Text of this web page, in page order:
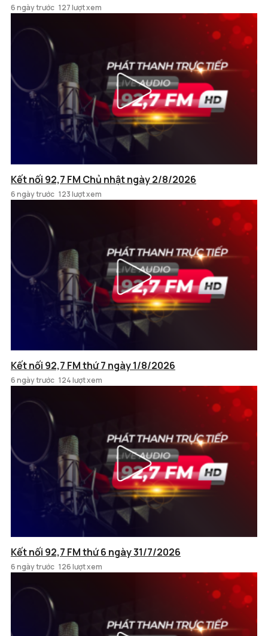
6 ngày trước 127 lượt xem
Kết nối 92,7 FM Chủ nhật ngày 2/8/2026
6 ngày trước 123 lượt xem
Kết nối 92,7 FM thứ 7 ngày 1/8/2026
6 ngày trước 124 lượt xem
Kết nối 92,7 FM thứ 6 ngày 31/7/2026
6 ngày trước 126 lượt xem